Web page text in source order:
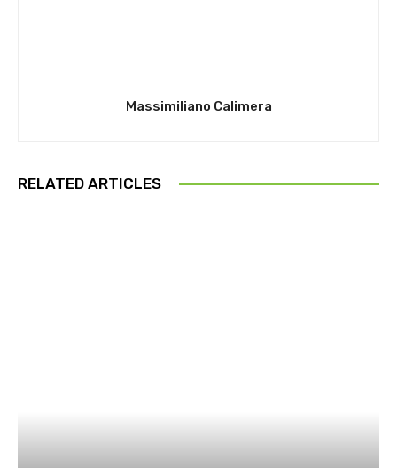
Massimiliano Calimera
RELATED ARTICLES